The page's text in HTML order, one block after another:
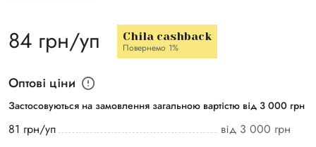
84 грн/уп Chila cashback
Повернемо 1%
Оптові ціни
Застосовуються на замовлення загальною вартістю від 3 000 грн
81 грн/уп
від 3 000 грн